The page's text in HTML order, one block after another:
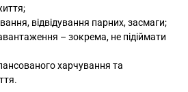
відвідування парних, засмаги;
– зокрема, не підіймати
харчування та